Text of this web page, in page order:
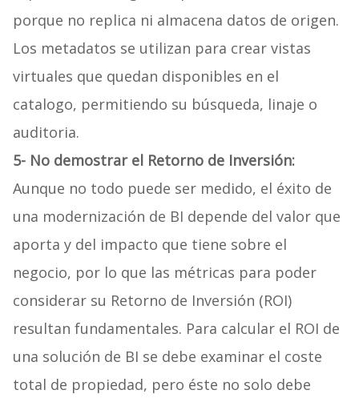
porque no replica ni almacena datos de origen.
Los metadatos se utilizan para crear vistas
virtuales que quedan disponibles en el
catalogo, permitiendo su búsqueda, linaje o
auditoria.
5- No demostrar el Retorno de Inversión:
Aunque no todo puede ser medido, el éxito de
una modernización de BI depende del valor que
aporta y del impacto que tiene sobre el
negocio, por lo que las métricas para poder
considerar su Retorno de Inversión (ROI)
resultan fundamentales. Para calcular el ROI de
una solución de BI se debe examinar el coste
total de propiedad, pero éste no solo debe